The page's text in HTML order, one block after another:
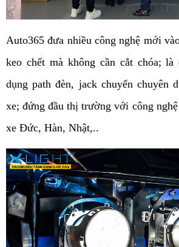
Auto365 đưa nhiều công nghệ mới
keo chết mà không cần cắt chóa;
dụng path đèn, jack chuyển chuyên
xe; đứng đầu thị trường với công
xe Đức, Hàn, Nhật,..